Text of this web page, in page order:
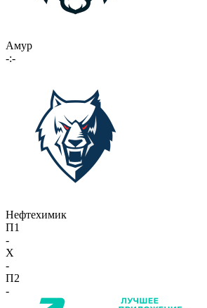
Амур
-:-
Нефтехимик
П1
-
X
-
П2
-